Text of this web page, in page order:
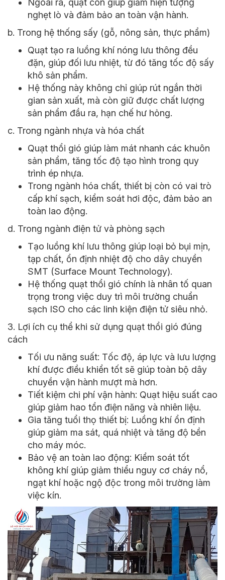
Ngoài ra, quạt còn giúp giảm hiện tượng
nghẹt lò và đảm bảo an toàn vận hành.
b. Trong hệ thống sấy (gỗ, nông sản, thực phẩm)
Quạt tạo ra luồng khí nóng lưu thông đều
đặn, giúp đối lưu nhiệt, từ đó tăng tốc độ sấy
khô sản phẩm.
Hệ thống này không chỉ giúp rút ngắn thời
gian sản xuất, mà còn giữ được chất lượng
sản phẩm đầu ra, hạn chế hư hỏng.
c. Trong ngành nhựa và hóa chất
Quạt thổi gió giúp làm mát nhanh các khuôn
sản phẩm, tăng tốc độ tạo hình trong quy
trình ép nhựa.
Trong ngành hóa chất, thiết bị còn có vai trò
cấp khí sạch, kiểm soát hơi độc, đảm bảo an
toàn lao động.
d. Trong ngành điện tử và phòng sạch
Tạo luồng khí lưu thông giúp loại bỏ bụi mịn,
tạp chất, ổn định nhiệt độ cho dây chuyền
SMT (Surface Mount Technology).
Hệ thống quạt thổi gió chính là nhân tố quan
trọng trong việc duy trì môi trường chuẩn
sạch ISO cho các linh kiện điện tử siêu nhỏ.
3. Lợi ích cụ thể khi sử dụng quạt thổi gió đúng
cách
Tối ưu năng suất: Tốc độ, áp lực và lưu lượng
khí được điều khiển tốt sẽ giúp toàn bộ dây
chuyền vận hành mượt mà hơn.
Tiết kiệm chi phí vận hành: Quạt hiệu suất cao
giúp giảm hao tổn điện năng và nhiên liệu.
Gia tăng tuổi thọ thiết bị: Luồng khí ổn định
giúp giảm ma sát, quá nhiệt và tăng độ bền
cho máy móc.
Bảo vệ an toàn lao động: Kiểm soát tốt
không khí giúp giảm thiểu nguy cơ cháy nổ,
ngạt khí hoặc ngộ độc trong môi trường làm
việc kín.